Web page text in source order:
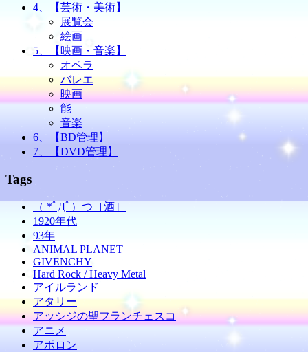
4、【芸術・美術】
展覧会
絵画
5、【映画・音楽】
オペラ
バレエ
映画
能
音楽
6、【BD管理】
7、【DVD管理】
Tags
（ *ﾟДﾟ）つ［酒］
1920年代
93年
ANIMAL PLANET
GIVENCHY
Hard Rock / Heavy Metal
アイルランド
アタリー
アッシジの聖フランチェスコ
アニメ
アポロン